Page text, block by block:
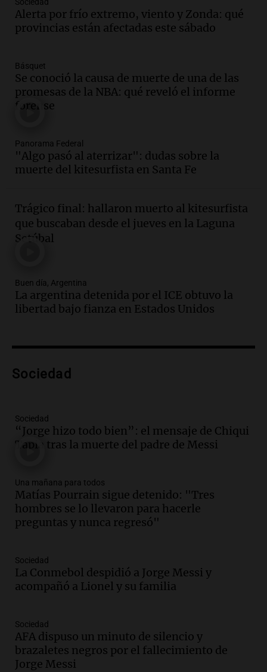
firmó Jorge Messi para el primer
contrato de Leo con Barcelona
Audio. Joan Gaspart: "Sin Jorge, no sé si
Messi hubiera llegado adonde llegó"
Una mañana para todos
Audio.El orgullo y el sueño argentino de
Jorge Messi en una entrevista con Rony
Vargas en 2007
Audio.El abuelo de Agostina Vega, tras
las nuevas detenciones: "En esa casa
todos tenían algo que ver"
Audio.Nutricionista derribó el mito del
desayuno ideal: ¿ qué alimentos
conviene priorizar cada día ?
Audio.
Audio.Mateo, a los 25 años, lucha
contra el tiempo: necesita un trasplante
Episodios
Audio.Estiman que la inflación nacional
de julio será menor al 2,9% registrado
en CABA
Episodios
Audio.Altas Cumbres: rescataron a una
cabra que llevaba ocho días atrapada en
Episodios
Audio.Chile planteó mejorar la
conectividad fronteriza, aérea y digital
Sociedad
Alerta por frío extremo, viento y Zonda: qué
provincias están afectadas este sábado
Básquet
Se conoció la causa de muerte de una de las
promesas de la NBA: qué reveló el informe
forense
Panorama Federal
"Algo pasó al aterrizar": dudas sobre la
muerte del kitesurfista en Santa Fe
Trágico final: hallaron muerto al kitesurfista
que buscaban desde el jueves en la Laguna
Setúbal
Buen día, Argentina
La argentina detenida por el ICE obtuvo la
libertad bajo fianza en Estados Unidos
Sociedad
Sociedad
“Jorge hizo todo bien”: el mensaje de Chiqui
Tapia tras la muerte del padre de Messi
Una mañana para todos
Matías Pourrain sigue detenido: "Tres
hombres se lo llevaron para hacerle
preguntas y nunca regresó"
Sociedad
La Conmebol despidió a Jorge Messi y
acompañó a Lionel y su familia
Sociedad
AFA dispuso un minuto de silencio y
brazaletes negros por el fallecimiento de
Jorge Messi